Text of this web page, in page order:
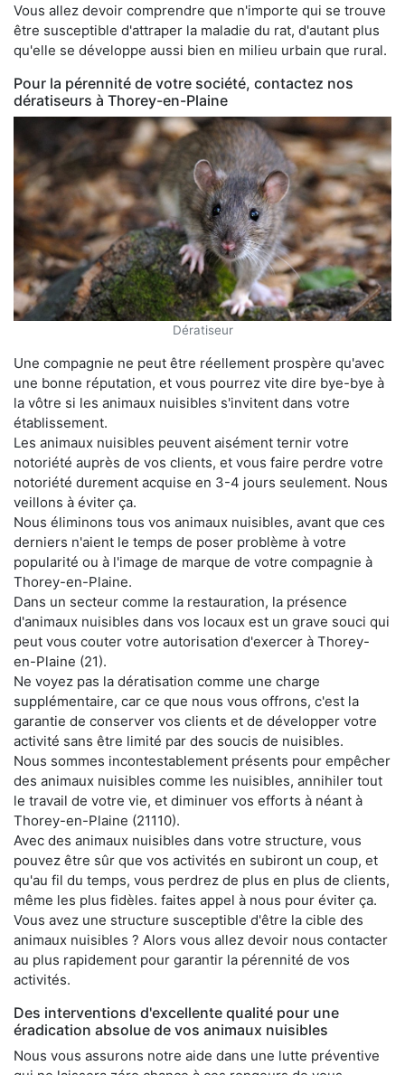
Vous allez devoir comprendre que n'importe qui se trouve
être susceptible d'attraper la maladie du rat, d'autant plus
qu'elle se développe aussi bien en milieu urbain que rural.
Pour la pérennité de votre société, contactez nos
dératiseurs à Thorey-en-Plaine
Dératiseur
Une compagnie ne peut être réellement prospère qu'avec
une bonne réputation, et vous pourrez vite dire bye-bye à
la vôtre si les animaux nuisibles s'invitent dans votre
établissement.
Les animaux nuisibles peuvent aisément ternir votre
notoriété auprès de vos clients, et vous faire perdre votre
notoriété durement acquise en 3-4 jours seulement. Nous
veillons à éviter ça.
Nous éliminons tous vos animaux nuisibles, avant que ces
derniers n'aient le temps de poser problème à votre
popularité ou à l'image de marque de votre compagnie à
Thorey-en-Plaine.
Dans un secteur comme la restauration, la présence
d'animaux nuisibles dans vos locaux est un grave souci qui
peut vous couter votre autorisation d'exercer à Thorey-
en-Plaine (21).
Ne voyez pas la dératisation comme une charge
supplémentaire, car ce que nous vous offrons, c'est la
garantie de conserver vos clients et de développer votre
activité sans être limité par des soucis de nuisibles.
Nous sommes incontestablement présents pour empêcher
des animaux nuisibles comme les nuisibles, annihiler tout
le travail de votre vie, et diminuer vos efforts à néant à
Thorey-en-Plaine (21110).
Avec des animaux nuisibles dans votre structure, vous
pouvez être sûr que vos activités en subiront un coup, et
qu'au fil du temps, vous perdrez de plus en plus de clients,
même les plus fidèles. faites appel à nous pour éviter ça.
Vous avez une structure susceptible d'être la cible des
animaux nuisibles ? Alors vous allez devoir nous contacter
au plus rapidement pour garantir la pérennité de vos
activités.
Des interventions d'excellente qualité pour une
éradication absolue de vos animaux nuisibles
Nous vous assurons notre aide dans une lutte préventive